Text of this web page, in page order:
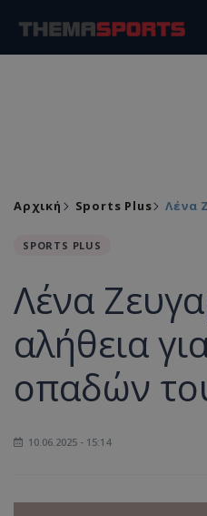
Αρχική Sports Plus Λένα
SPORTS PLUS
Λένα
αλήθεια
οπαδών
10.06.2025 - 15:14